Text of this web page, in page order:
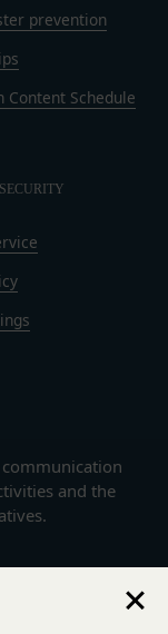
prevention
Content Schedule
and the
供物が第三者
証するもの
面の送付、
における掲
れに同意す
時（変更手
りるものと
に到達した
社ウェブサ